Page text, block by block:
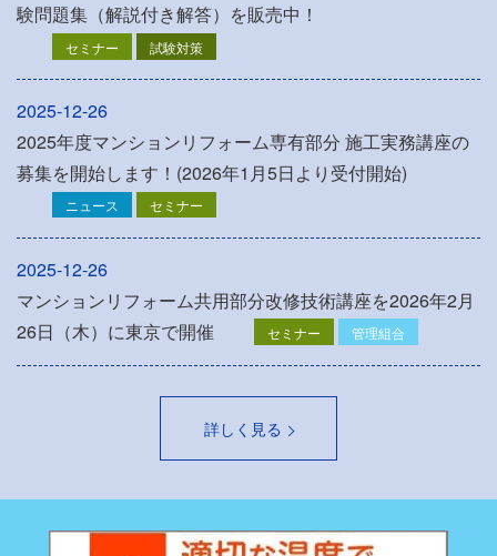
験問題集（解説付き解答）を販売中！
セミナー 試験対策
2025-12-26
2025年度マンションリフォーム専有部分 施工実務講座の
募集を開始します！(2026年1月5日より受付開始)
ニュース セミナー
2025-12-26
マンションリフォーム共用部分改修技術講座を2026年2月
26日（木）に東京で開催
セミナー 管理組合
詳しく見る